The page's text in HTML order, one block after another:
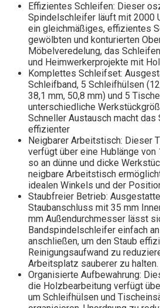
Effizientes Schleifen: Dieser
Spindelschleifer läuft mit 2000
ein gleichmäßiges, effizientes
gewölbten und konturierten
Möbelveredelung, das
und Heimwerkerprojekte mit
Komplettes Schleifset:
Schleifband, 5 Schleifhülsen
38,1 mm, 50,8 mm) und 5
unterschiedliche
Schneller Austausch macht
effizienter
Neigbarer Arbeitstisch: Dieser
verfügt über eine Hublänge
so an dünne und dicke
neigbare Arbeitstisch
idealen Winkels und der
Staubfreier Betrieb:
Staubanschluss mit 35 mm
mm Außendurchmesser lässt
Bandspindelschleifer einfach
anschließen, um den Staub
Reinigungsaufwand zu
Arbeitsplatz sauberer zu halten.
Organisierte Aufbewahrung:
die Holzbearbeitung verfügt
um Schleifhülsen und